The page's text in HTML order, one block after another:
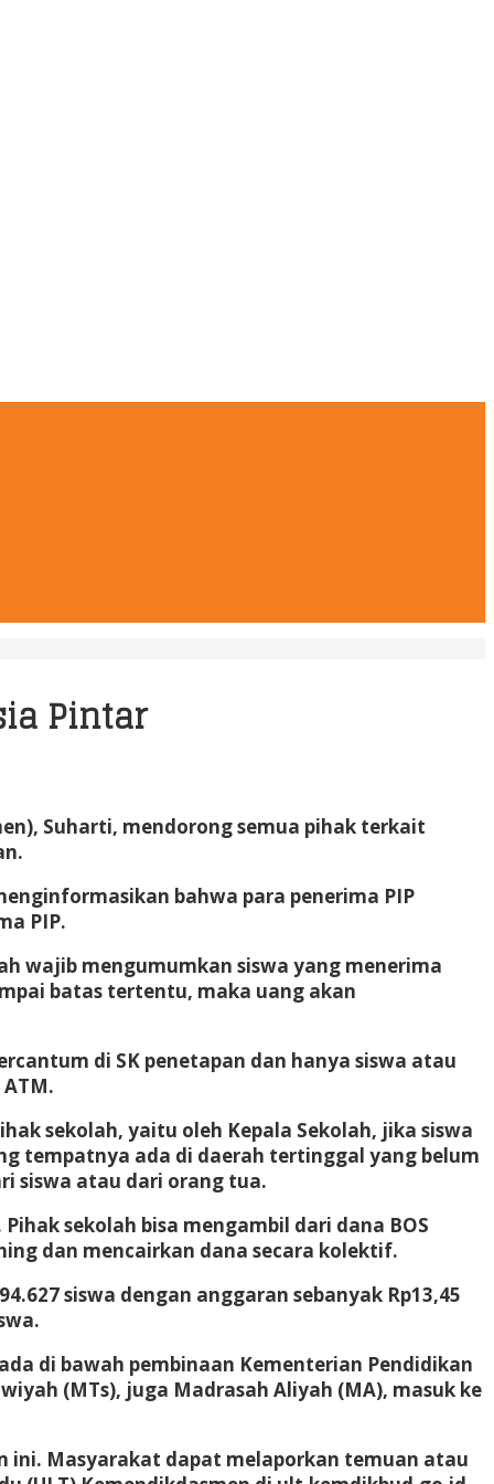
Pintar
Suharti, mendorong semua pihak terkait
bahwa para penerima PIP
PIP.
wajib mengumumkan siswa yang menerima
batas tertentu, maka uang akan
di SK penetapan dan hanya siswa atau
sekolah, yaitu oleh Kepala Sekolah, jika siswa
tempatnya ada di daerah tertinggal yang belum
siswa atau dari orang tua.
sekolah bisa mengambil dari dana BOS
dan mencairkan dana secara kolektif.
siswa dengan anggaran sebanyak Rp13,45
di bawah pembinaan Kementerian Pendidikan
(MTs), juga Madrasah Aliyah (MA), masuk ke
ini. Masyarakat dapat melaporkan temuan atau